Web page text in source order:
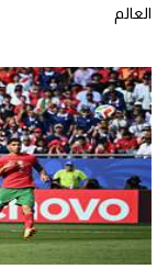
العالم